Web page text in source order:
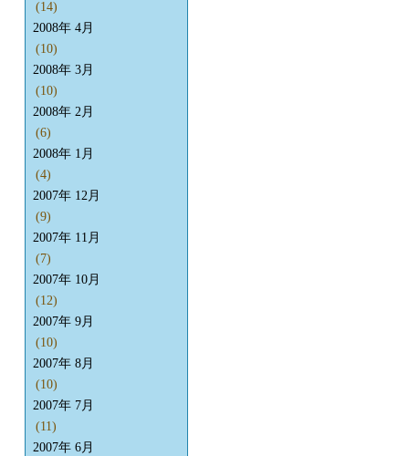
(14)
2008年 4月
(10)
2008年 3月
(10)
2008年 2月
(6)
2008年 1月
(4)
2007年 12月
(9)
2007年 11月
(7)
2007年 10月
(12)
2007年 9月
(10)
2007年 8月
(10)
2007年 7月
(11)
2007年 6月